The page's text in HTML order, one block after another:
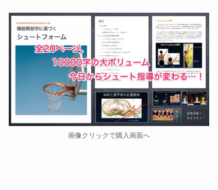
画像クリックで購入画面へ